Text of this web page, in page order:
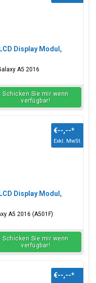
SM-A510Y, SM-
A510K, SM-A510L,
Aufkleber. Sie
Display Modul,
A5 2016
Schicken Sie mir wenn
verfügbar!
Display Modul,
A5 2016 (A501F)
€--,--*
Exkl. MwSt.
Schicken Sie mir wenn
verfügbar!
€--,--*